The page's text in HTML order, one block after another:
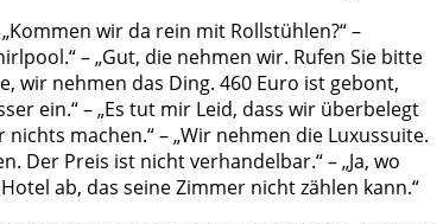
wir da rein mit Rollstühlen?“ –
– „Gut, die nehmen wir. Rufen Sie bitte
wir nehmen das Ding. 460 Euro ist gebont,
ein.“ – „Es tut mir Leid, dass wir überbelegt
machen.“ – „Wir nehmen die Luxussuite.
Der Preis ist nicht verhandelbar.“ – „Ja, wo
ab, das seine Zimmer nicht zählen kann.“